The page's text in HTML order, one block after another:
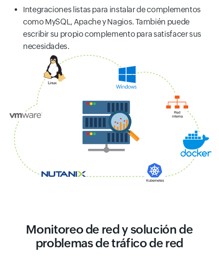
Integraciones listas para instalar de complementos
como MySQL, Apache y Nagios. También puede
escribir su propio complemento para satisfacer sus
necesidades.
Monitoreo de red y solución de
problemas de tráfico de red